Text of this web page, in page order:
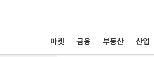
마켓 금융 부동산 산업